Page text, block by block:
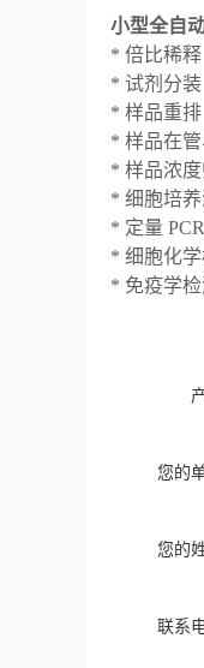
小型全自
* 倍比稀释
* 试剂分装
* 样品重排
* 样品在
* 样品浓
* 细胞培
* 定量
* 细胞化学
* 免疫学检
您的
您的
联系